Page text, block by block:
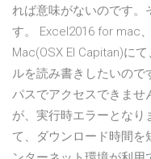
れば意味がないのです。
す。 Excel2016 for mac
Mac(OSX EI Capitan)に
ルを読み書きしたいので
パスでアクセスできませ
が、実行時エラーとなり
て、ダウンロード時間を